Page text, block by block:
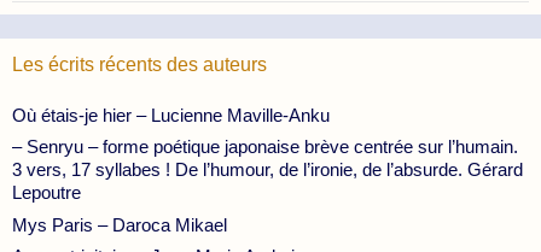
Les écrits récents des auteurs
Où étais-je hier – Lucienne Maville-Anku
– Senryu – forme poétique japonaise brève centrée sur l’humain.
3 vers, 17 syllabes ! De l’humour, de l’ironie, de l’absurde. Gérard
Lepoutre
Mys Paris – Daroca Mikael